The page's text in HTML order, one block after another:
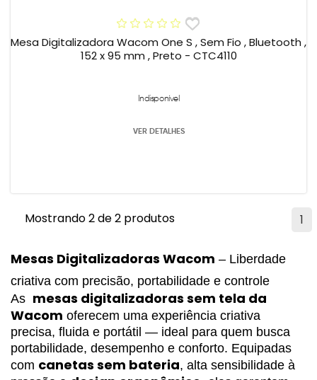
Mesa Digitalizadora Wacom One S , Sem Fio , Bluetooth ,
152 x 95 mm , Preto - CTC4110
Indisponível
VER DETALHES
1
Mostrando 2 de 2 produtos
Mesas Digitalizadoras Wacom – Liberdade
criativa com precisão, portabilidade e controle
As mesas digitalizadoras sem tela da
Wacom oferecem uma experiência criativa
precisa, fluida e portátil — ideal para quem busca
portabilidade, desempenho e conforto. Equipadas
com canetas sem bateria, alta sensibilidade à